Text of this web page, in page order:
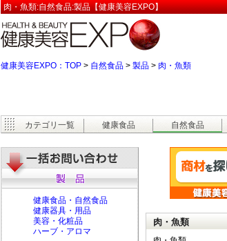
肉・魚類:自然食品:製品【健康美容EXPO】
健康美容EXPO：TOP > 自然食品 > 製品 > 肉・魚類
カテゴリ一覧 健康食品 自然食品
肉・魚類
健康食品・自然食品
健康器具・用品
美容・化粧品
ハーブ・アロマ